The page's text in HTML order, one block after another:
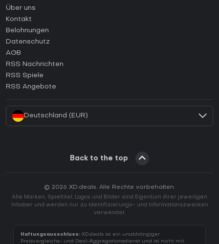
Anleitungen
Wie aktiviert man einen Steam CD Key?
Wie aktiviert man einen Epic Games CD Key?
Wie aktiviert man einen GOG CD Key?
Wie aktiviert man einen Ubisoft Connect CD Key?
Wie aktiviert man einen EA App CD Key?
Über uns
Kontakt
Belohnungen
Datenschutz
AGB
RSS Nachrichten
RSS Spiele
RSS Angebote
Deutschland (EUR)
Back to the top
© 2026 XD.deals. Alle Rechte vorbehalten.
Alle Marken, Spieltitel, Logos und Bilder sind Eigentum ihrer jeweiligen
Inhaber und werden nur zu Identifizierungs- und Informationszwecken
verwendet.
Haftungsausschluss: XD.deals ist ein unabhängiger
Preisvergleichs- und Deal-Aggregationsdienst und ist nicht mit